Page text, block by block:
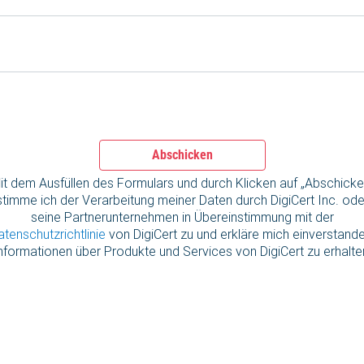
Abschicken
dem Ausfüllen des Formulars und durch Klicken auf
ich der Verarbeitung meiner Daten durch DigiCert Inc.
seine Partnerunternehmen in Übereinstimmung mit der
von DigiCert zu und erkläre mich
über Produkte und Services von DigiCert zu